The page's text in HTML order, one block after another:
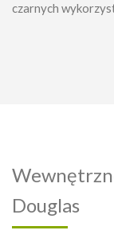
czarnych
Douglas